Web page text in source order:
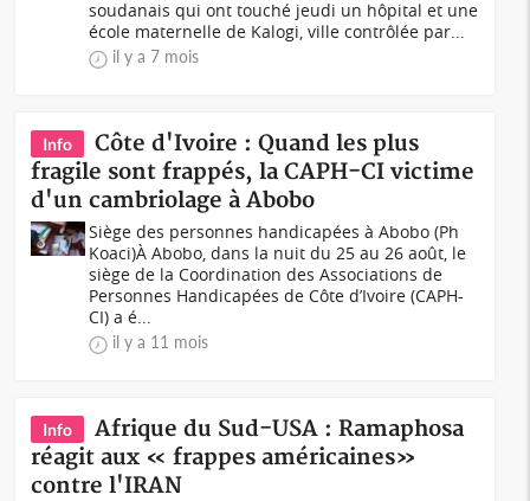
soudanais qui ont touché jeudi un hôpital et une
école maternelle de Kalogi, ville contrôlée par...
il y a 7 mois
Info
Côte d'Ivoire : Quand les plus
fragile sont frappés, la CAPH-CI victime
d'un cambriolage à Abobo
Siège des personnes handicapées à Abobo (Ph
Koaci)À Abobo, dans la nuit du 25 au 26 août, le
siège de la Coordination des Associations de
Personnes Handicapées de Côte d’Ivoire (CAPH-
CI) a é...
il y a 11 mois
Info
Afrique du Sud-USA : Ramaphosa
réagit aux « frappes américaines»
contre l'IRAN